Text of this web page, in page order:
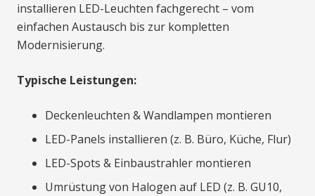
installieren LED-Leuchten fachgerecht – vom
einfachen Austausch bis zur kompletten
Modernisierung.
Typische Leistungen:
Deckenleuchten & Wandlampen montieren
LED-Panels installieren (z. B. Büro, Küche, Flur)
LED-Spots & Einbaustrahler montieren
Umrüstung von Halogen auf LED (z. B. GU10,